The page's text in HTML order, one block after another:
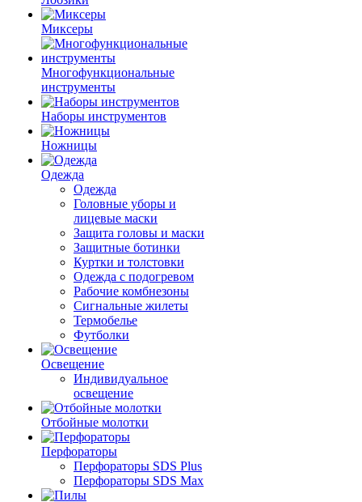
Миксеры
Многофункциональные
инструменты
Наборы инструментов
Ножницы
Одежда
Одежда
Головные уборы и
лицевые маски
Защита головы и маски
Защитные ботинки
Куртки и толстовки
Одежда с подогревом
Рабочие комбнезоны
Сигнальные жилеты
Термобелье
Футболки
Освещение
Индивидуальное
освещение
Отбойные молотки
Перфораторы
Перфораторы SDS Plus
Перфораторы SDS Max